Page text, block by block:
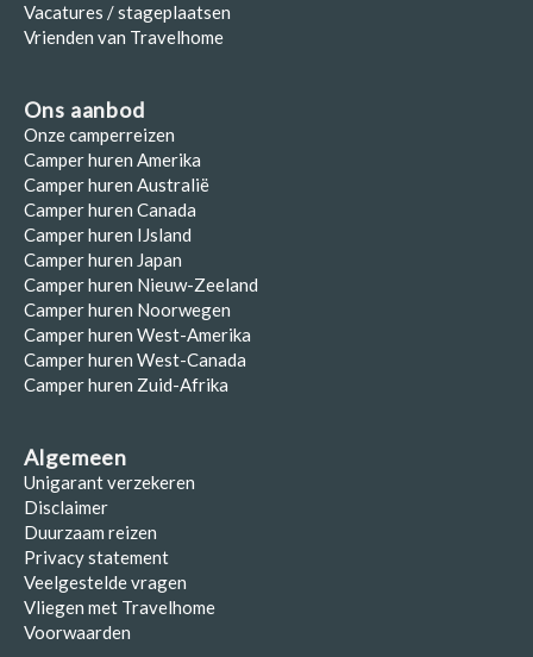
Vacatures / stageplaatsen
Vrienden van Travelhome
Ons aanbod
Onze camperreizen
Camper huren Amerika
Camper huren Australië
Camper huren Canada
Camper huren IJsland
Camper huren Japan
Camper huren Nieuw-Zeeland
Camper huren Noorwegen
Camper huren West-Amerika
Camper huren West-Canada
Camper huren Zuid-Afrika
Algemeen
Unigarant verzekeren
Disclaimer
Duurzaam reizen
Privacy statement
Veelgestelde vragen
Vliegen met Travelhome
Voorwaarden